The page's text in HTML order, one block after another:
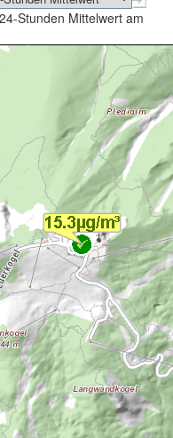
Stunden Mittelwert am